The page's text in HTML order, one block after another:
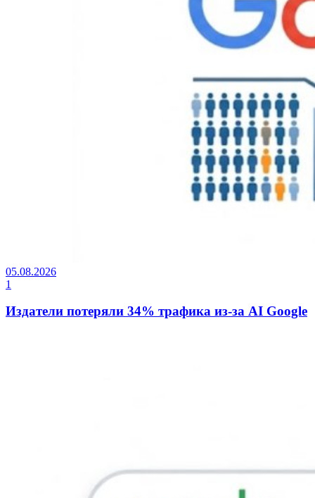
05.08.2026
1
Издатели потеряли 34% трафика из-за AI Google